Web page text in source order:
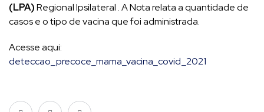
(LPA)Regional Ipsilateral . A Nota relata a quantidade de
casos e o tipo de vacina que foi administrada.
Acesse aqui:
deteccao_precoce_mama_vacina_covid_2021